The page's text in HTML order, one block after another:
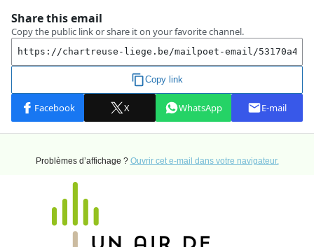
Problèmes d’affichage ? Ouvrir cet e-mail dans votre navigateur.